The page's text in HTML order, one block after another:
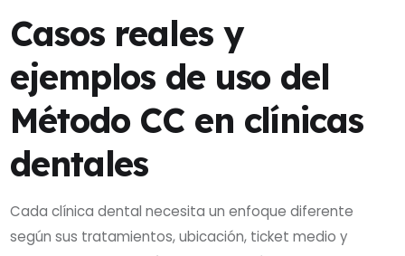
Casos reales y
ejemplos de uso del
Método CC en clínicas
dentales
Cada clínica dental necesita un enfoque diferente
según sus tratamientos, ubicación, ticket medio y